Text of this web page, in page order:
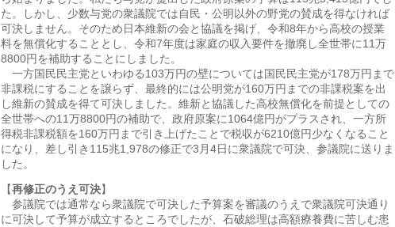
た。しかし、少数与党の衆議院では自民・公明以外の野党の賛成を得なければ
可決しません。そのため日本維新の会と協議を掲げ、令和8年から高校の授業
料を無償化することとし、令和7年度は家庭の収入要件を撤廃し全世帯に11万
8800円を補助することにしました。
一方国民民主党といわゆる103万円の壁については国民民主党が178万円まで
非課税にすることを譲らず、最終的には公明党が160万円までの非課税案を出
し維新の賛成を得て可決しました。維新と協議した高校無償化を前提としての
全世帯への11万8800円の補助で、政府原案に1064億円がプラスされ、一方所
得税非課税額を160万円まで引き上げたことで税収が6210億円少なくなること
になり、差し引き115兆1,978の修正で3月4日に衆議院で可決、参議院に送りま
した。
【再修正のうえ可決】
参議院では通常なら衆議院で可決した予算案を審議のうえで衆議院可決通り
に可決して予算が成立するところでしたが、石破総理は高額療養費に苦しむ患